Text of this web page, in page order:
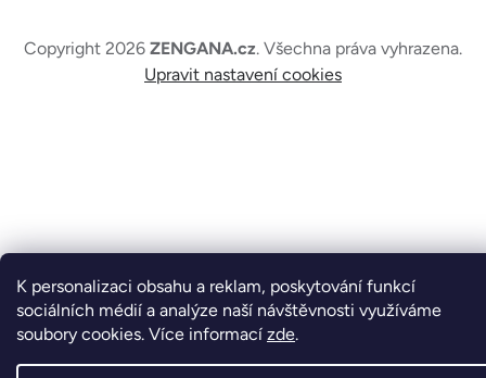
K personalizaci obsahu a reklam, poskytování funkcí
sociálních médií a analýze naší návštěvnosti využíváme
soubory cookies. Více informací zde.
Copyright 2026 ZENGANA.cz. Všechna práva vyhrazena.
Upravit nastavení cookies